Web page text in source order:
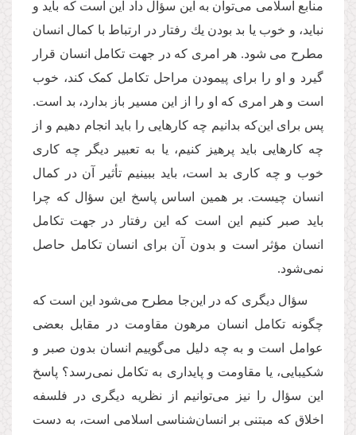
منابع اسلامی می‌توان به این سؤال داد این است که باید و
نباید‌، و خوب یا بد بودن یك رفتار در ارتباط با کمال انسان
مطرح می شود. هر امری که در جهت تکامل انسان قرار
گیرد و او را برای پیمودن مراحل تکامل کمک کند، خوب
است و هر امری كه او را از این مسیر باز بدارد، بد است.
پس برای این‌كه بدانیم چه كارهایی را باید انجام دهیم و از
چه كارهایی باید پرهیز كنیم، یا به تعبیر دیگر چه كاری
خوب و چه كاری بد است، باید ببینیم تأثیر آن در کمال
انسان چیست. بر همین اساس پاسخ این سؤال که چرا
باید صبر کنیم این است که این رفتار در جهت تکامل
انسان مؤثر است و بدون آن برای انسان تکامل حاصل
نمی‌شود.
سؤال دیگری كه در این‌جا مطرح می‌شود این است که
چگونه تکامل انسان مرهون مقاومت در مقابل بعضی
عوامل است و به چه دلیل می‌گوییم انسان بدون صبر و
شکیبایی، یا مقاومت و پایداری به تکامل نمی‌رسد؟ پاسخ
این سؤال را نیز می‌توانیم از نظریه دیگری در فلسفه
اخلاق كه مبتنی بر انسان‌شناسی اسلامی است،‌ به دست